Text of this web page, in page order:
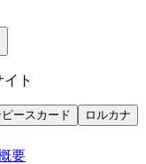
ト
ースカード
ロルカナ
要